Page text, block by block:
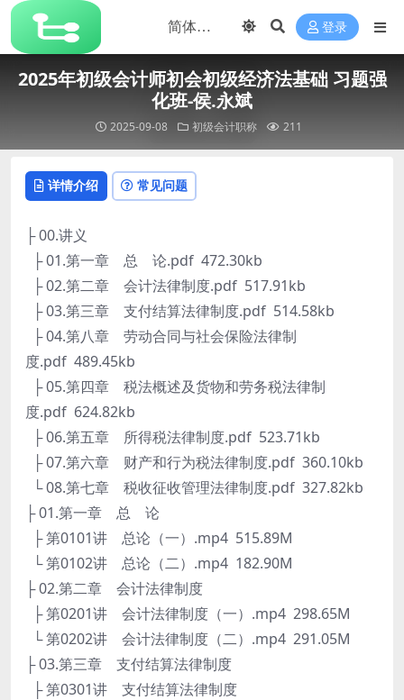
登录
2025年初级会计师初会初级经济法基础 习题强
化班-侯.永斌
2025-09-08 初级会计职称 211
详情介绍 常见问题
├ 00.讲义
├ 01.第一章 总 论.pdf 472.30kb
├ 02.第二章 会计法律制度.pdf 517.91kb
├ 03.第三章 支付结算法律制度.pdf 514.58kb
├ 04.第八章 劳动合同与社会保险法律制
度.pdf 489.45kb
├ 05.第四章 税法概述及货物和劳务税法律制
度.pdf 624.82kb
├ 06.第五章 所得税法律制度.pdf 523.71kb
├ 07.第六章 财产和行为税法律制度.pdf 360.10kb
└ 08.第七章 税收征收管理法律制度.pdf 327.82kb
├ 01.第一章 总 论
├ 第0101讲 总论（一）.mp4 515.89M
└ 第0102讲 总论（二）.mp4 182.90M
├ 02.第二章 会计法律制度
├ 第0201讲 会计法律制度（一）.mp4 298.65M
└ 第0202讲 会计法律制度（二）.mp4 291.05M
├ 03.第三章 支付结算法律制度
├ 第0301讲 支付结算法律制度